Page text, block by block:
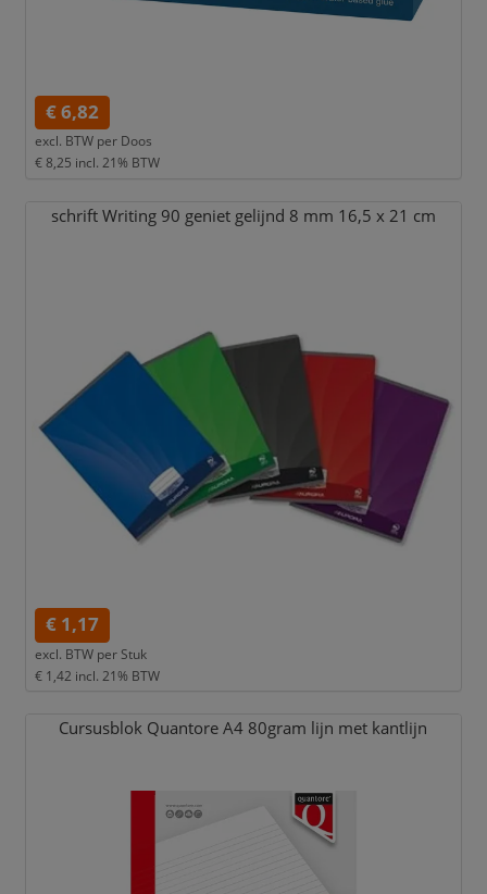
€ 6,82
excl. BTW per Doos
€ 8,25 incl. 21% BTW
schrift Writing 90 geniet gelijnd 8 mm 16,5 x 21 cm
€ 1,17
excl. BTW per Stuk
€ 1,42 incl. 21% BTW
Cursusblok Quantore A4 80gram lijn met kantlijn